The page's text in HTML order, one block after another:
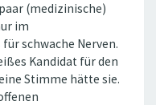
(medizinische)
im
schwache Nerven.
Kandidat für den
Stimme hätte sie.